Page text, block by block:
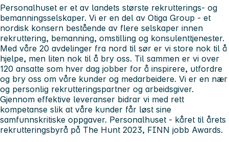
Personalhuset er et av landets største rekrutterings- og
bemanningsselskaper. Vi er en del av Otiga Group - et
nordisk konsern bestående av flere selskaper innen
rekruttering, bemanning, omstilling og konsulenttjenester.
Med våre 20 avdelinger fra nord til sør er vi store nok til å
hjelpe, men liten nok til å bry oss. Til sammen er vi over
120 ansatte som hver dag jobber for å inspirere, utfordre
og bry oss om våre kunder og medarbeidere. Vi er en nær
og personlig rekrutteringspartner og arbeidsgiver.
Gjennom effektive leveranser bidrar vi med rett
kompetanse slik at våre kunder får løst sine
samfunnskritiske oppgaver. Personalhuset - kåret til årets
rekrutteringsbyrå på The Hunt 2023, FINN jobb Awards.